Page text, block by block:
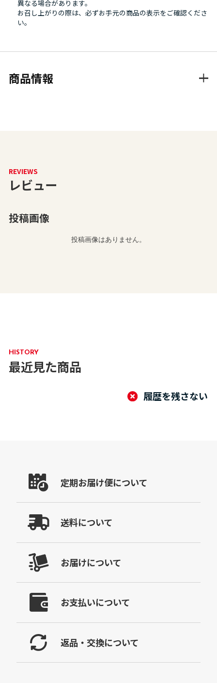
異なる場合があります。
お召し上がりの際は、必ずお手元の商品の表示をご確認くださ
い。
商品情報
REVIEWS
レビュー
投稿画像
投稿画像はありません。
HISTORY
最近見た商品
履歴を残さない
定期お届け便について
送料について
お届けについて
お支払いについて
返品・交換について